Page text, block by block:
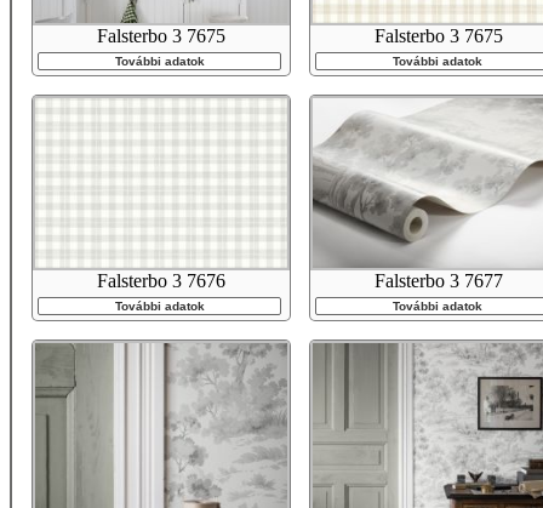
Falsterbo 3 7675
További adatok
Falsterbo 3 7675
További adatok
Falsterbo 3 7676
További adatok
Falsterbo 3 7677
További adatok